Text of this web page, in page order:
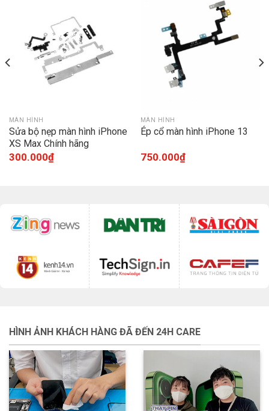
MÀN HÌNH
Sửa bộ nẹp màn hình iPhone
XS Max Chính hãng
300.000₫
MÀN HÌNH
Ép cổ màn hình iPhone 13
750.000₫
HÌNH ẢNH KHÁCH HÀNG ĐÃ ĐẾN 24H CARE